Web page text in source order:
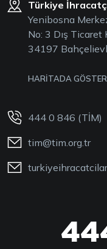
Türkiye
Yenibosna
No: 3 Dış
34197
HARİTADA GÖSTER
444 0 846 (TİM)
tim@tim.org.tr